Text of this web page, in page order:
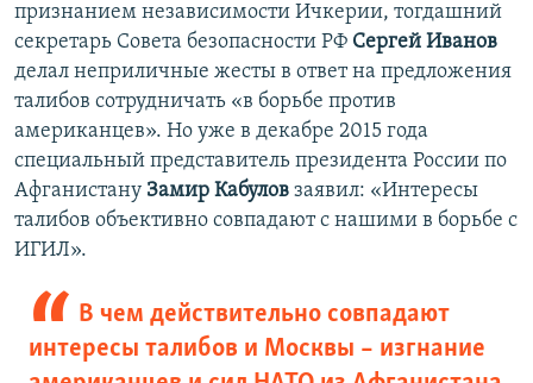
признанием независимости Ичкерии, тогдашний
секретарь Совета безопасности РФ Сергей Иванов
делал неприличные жесты в ответ на предложения
талибов сотрудничать «в борьбе против
американцев». Но уже в декабре 2015 года
специальный представитель президента России по
Афганистану Замир Кабулов заявил: «Интересы
талибов объективно совпадают с нашими в борьбе с
ИГИЛ».
В чем действительно совпадают
интересы талибов и Москвы – изгнание